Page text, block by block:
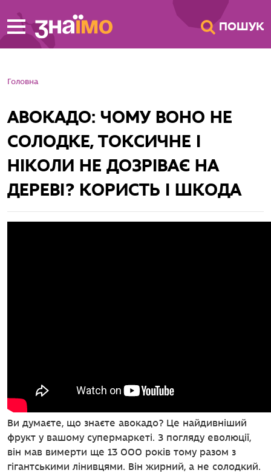
ПЕРЕЙТИ ДО
ГОЛОВНОГО
ПОШУК
Головна
АВОКАДО: ЧОМУ ВОНО НЕ
СОЛОДКЕ, ТОКСИЧНЕ І
НІКОЛИ НЕ ДОЗРІВАЄ НА
ДЕРЕВІ? КОРИСТЬ І ШКОДА
Ви думаєте, що знаєте авокадо? Це найдивніший
фрукт у вашому супермаркеті. З погляду еволюції,
він мав вимерти ще 13 000 років тому разом з
гігантськими лінивцями. Він жирний, а не солодкий.